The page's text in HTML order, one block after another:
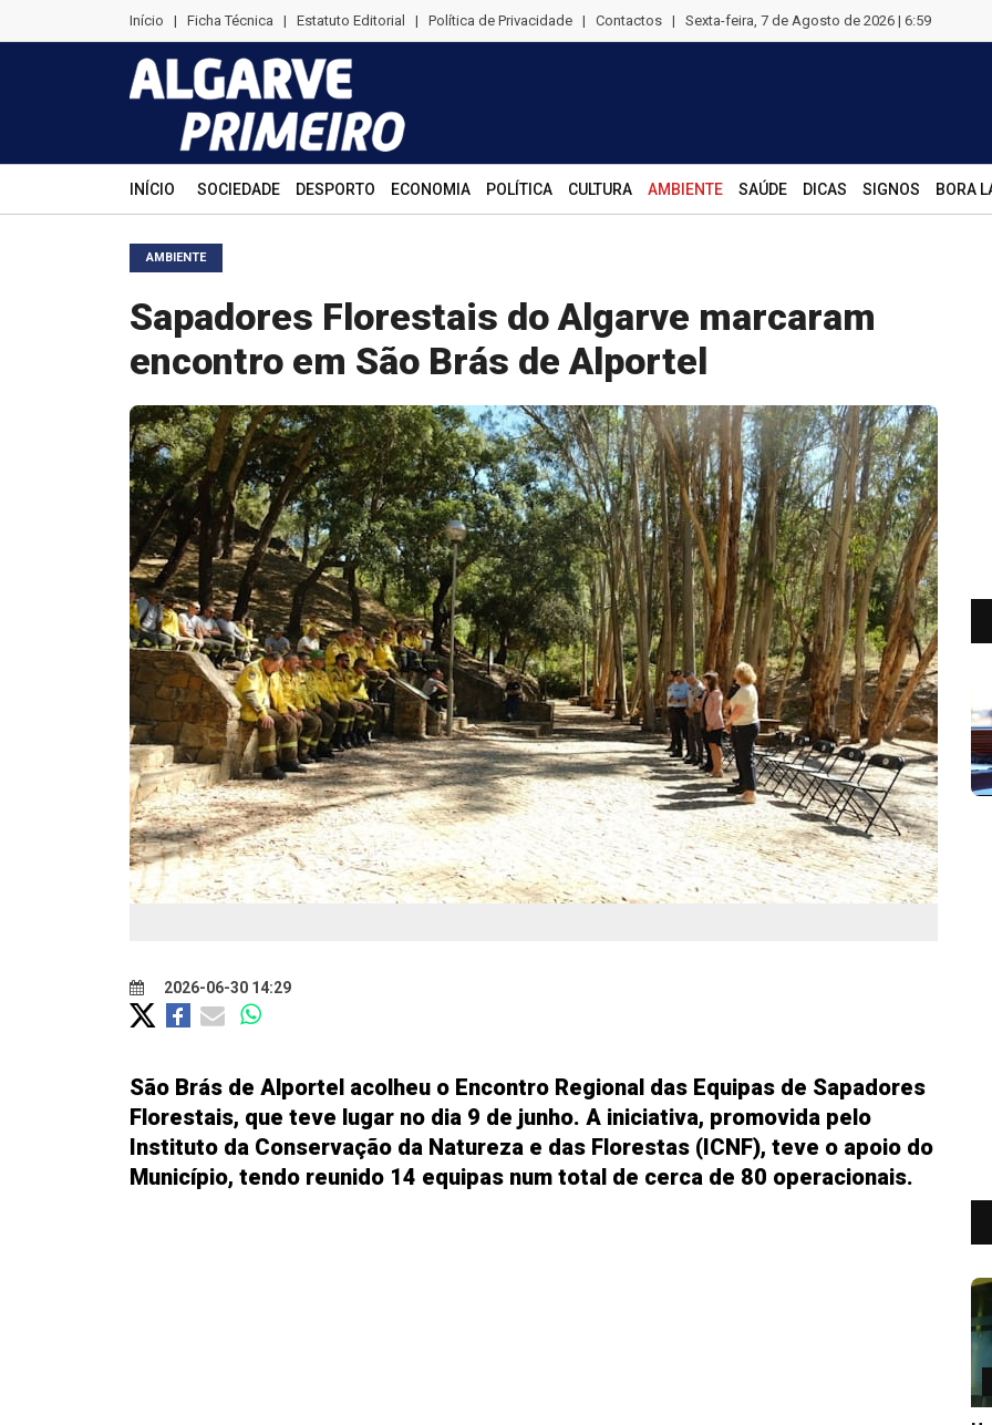
Início | Ficha Técnica | Estatuto Editorial | Política de Privacidade | Contactos | Sexta-feira, 7 de Agosto de 2026 | 6:59
INÍCIO SOCIEDADE DESPORTO ECONOMIA POLÍTICA CULTURA AMBIENTE SAÚDE DICAS SIGNOS BORA
AMBIENTE
Sapadores Florestais do Algarve marcaram
encontro em São Brás de Alportel
2026-06-30 14:29
São Brás de Alportel acolheu o Encontro Regional das Equipas de Sapadores
Florestais, que teve lugar no dia 9 de junho. A iniciativa, promovida pelo
Instituto da Conservação da Natureza e das Florestas (ICNF), teve o apoio do
Município, tendo reunido 14 equipas num total de cerca de 80 operacionais.